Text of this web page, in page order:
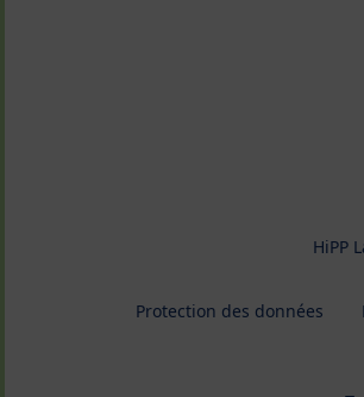
HiPP
Protection des données